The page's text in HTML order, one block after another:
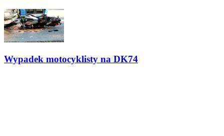
Wypadek motocyklisty na DK74